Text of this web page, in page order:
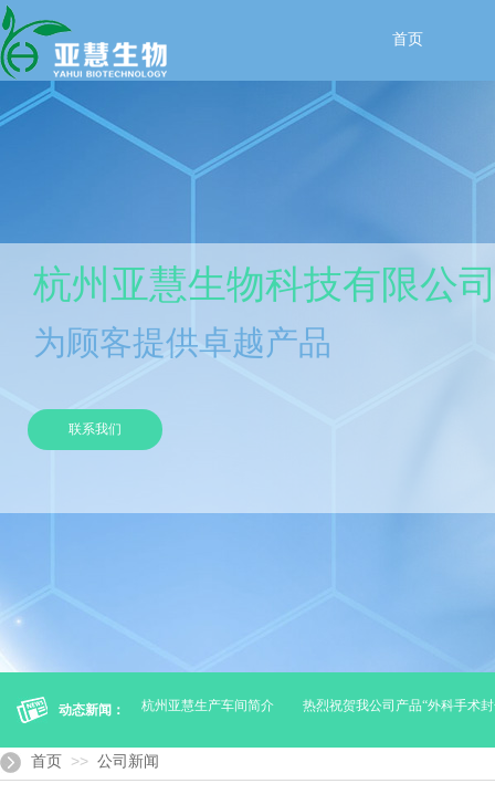
首页
杭州亚慧生物科技有限公
为顾客提供卓越产品
联系我们
（贮存及运输） 杭州亚慧生产车间简介 热烈祝贺我公司产品“外科手术封
动态新闻：
首页 >> 公司新闻